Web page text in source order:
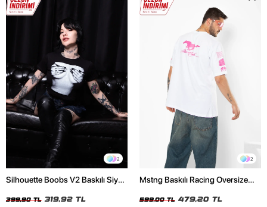
2
Silhouette Boobs V2 Baskılı Siyah
399,90 TL 319,92 TL
2
Mstng Baskılı Racing Oversize
599,00 TL 479,20 TL